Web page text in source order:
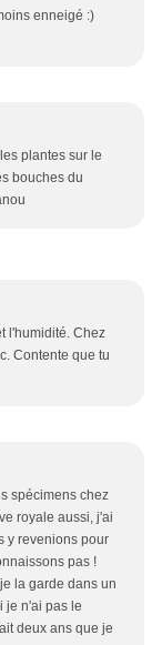
enneigé :)
plantes sur le
bouches du
l'humidité. Chez
Contente que tu
spécimens chez
royale aussi, j'ai
y revenions pour
pas !
la garde dans un
je n'ai pas le
deux ans que je